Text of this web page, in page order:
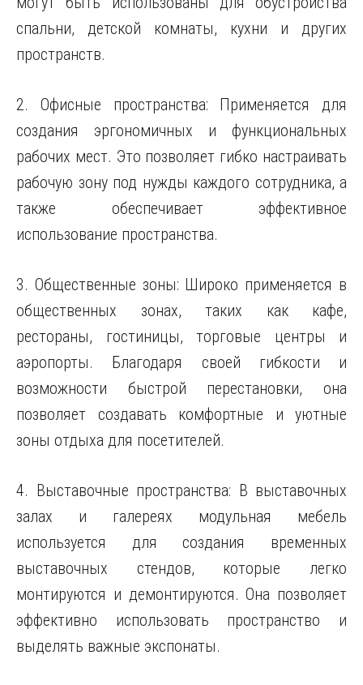
спальни, детской комнаты, кухни и других
пространств.
2. Офисные пространства: Применяется для
создания эргономичных и функциональных
рабочих мест. Это позволяет гибко настраивать
рабочую зону под нужды каждого сотрудника, а
также обеспечивает эффективное
использование пространства.
3. Общественные зоны: Широко применяется в
общественных зонах, таких как кафе,
рестораны, гостиницы, торговые центры и
аэропорты. Благодаря своей гибкости и
возможности быстрой перестановки, она
позволяет создавать комфортные и уютные
зоны отдыха для посетителей.
4. Выставочные пространства: В выставочных
залах и галереях модульная мебель
используется для создания временных
выставочных стендов, которые легко
монтируются и демонтируются. Она позволяет
эффективно использовать пространство и
выделять важные экспонаты.